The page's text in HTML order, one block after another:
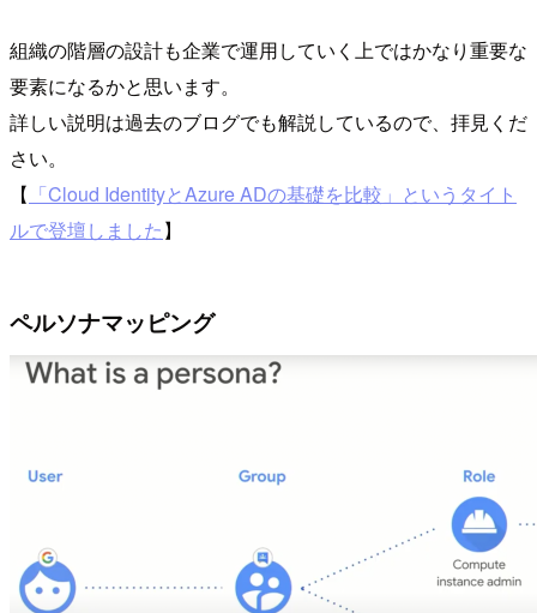
組織の階層の設計も企業で運用していく上ではかなり重要な
要素になるかと思います。
詳しい説明は過去のブログでも解説しているので、拝見くだ
さい。
【 「Cloud IdentityとAzure ADの基礎を比較」というタイト
ルで登壇しました】
ペルソナマッピング